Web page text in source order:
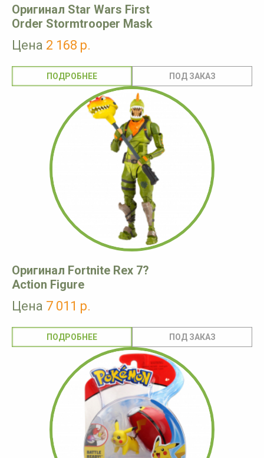
Оригинал Star Wars First
Order Stormtrooper Mask
Цена 2 168 р.
ПОДРОБНЕЕ
Оригинал Fortnite Rex 7?
Action Figure
Цена 7 011 р.
ПОДРОБНЕЕ